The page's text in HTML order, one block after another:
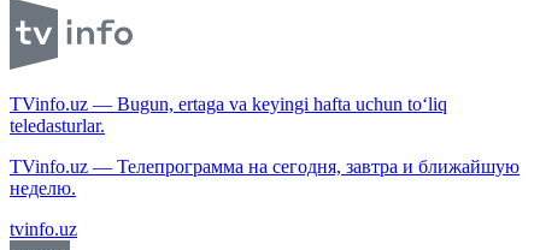
TVinfo.uz — Bugun, ertaga va keyingi hafta uchun to‘liq
teledasturlar.
TVinfo.uz — Телепрограмма на сегодня, завтра и ближайшую
неделю.
tvinfo.uz